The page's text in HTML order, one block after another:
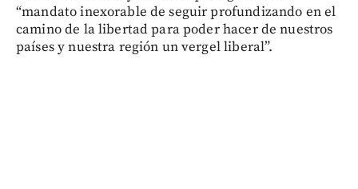
“mandato inexorable de seguir profundizando en el
camino de la libertad para poder hacer de nuestros
países y nuestra región un vergel liberal”.